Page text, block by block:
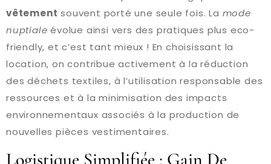
vêtement souvent porté une seule fois. La mode
nuptiale évolue ainsi vers des pratiques plus eco-
friendly, et c’est tant mieux ! En choisissant la
location, on contribue activement à la réduction
des déchets textiles, à l’utilisation responsable des
ressources et à la minimisation des impacts
environnementaux associés à la production de
nouvelles pièces vestimentaires.